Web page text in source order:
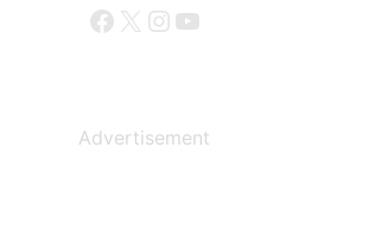
Facebook X Instagram YouTube
Advertisement